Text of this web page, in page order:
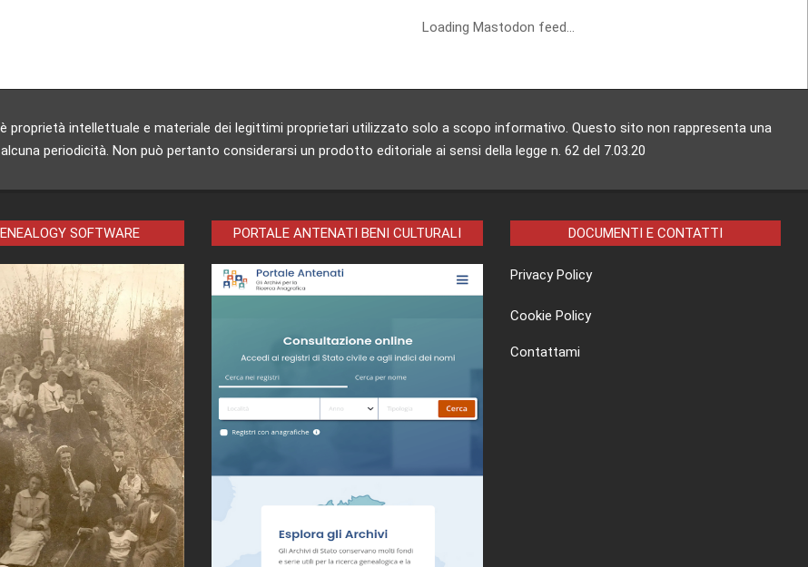
Loading Mastodon feed...
proprietà intellettuale e materiale dei legittimi proprietari utilizzato solo a scopo informativo. Questo sito non rappresenta una
periodicità. Non può pertanto considerarsi un prodotto editoriale ai sensi della legge n. 62 del 7.03.20
SOFTWARE PORTALE ANTENATI BENI CULTURALI DOCUMENTI E CONTATTI
Privacy Policy
Cookie Policy
Contattami